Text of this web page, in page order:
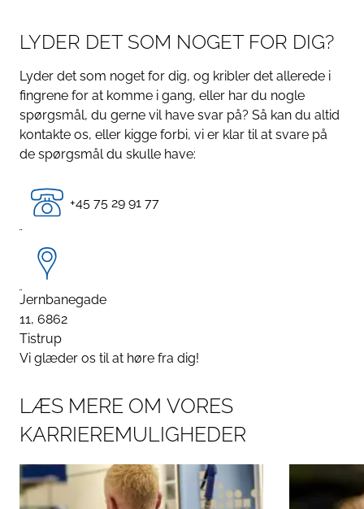
LYDER DET SOM NOGET FOR DIG?
Lyder det som noget for dig, og kribler det allerede i
fingrene for at komme i gang, eller har du nogle
spørgsmål, du gerne vil have svar på? Så kan du altid
kontakte os, eller kigge forbi, vi er klar til at svare på
de spørgsmål du skulle have:
+45 75 29 91 77
Jernbanegade
11, 6862
Tistrup
Vi glæder os til at høre fra dig!
LÆS MERE OM VORES
KARRIEREMULIGHEDER